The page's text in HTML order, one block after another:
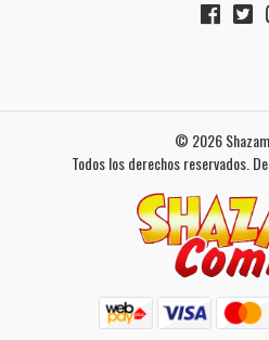
© 2026 Shazam
Todos los derechos reservados.